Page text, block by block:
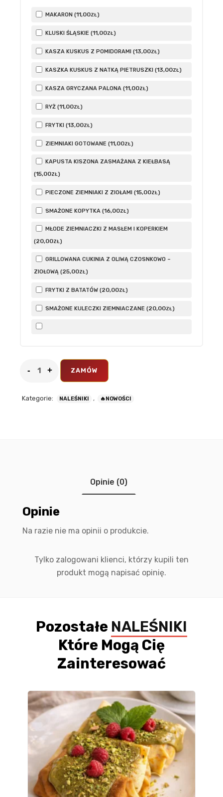
MAKARON (11,00ZŁ)
KLUSKI ŚLĄSKIE (11,00ZŁ)
KASZA KUSKUS Z POMIDORAMI (13,00ZŁ)
KASZKA KUSKUS Z NATKĄ PIETRUSZKI (13,00ZŁ)
KASZA GRYCZANA PALONA (11,00ZŁ)
RYŻ (11,00ZŁ)
FRYTKI (13,00ZŁ)
ZIEMNIAKI GOTOWANE (11,00ZŁ)
KAPUSTA KISZONA ZASMAŻANA Z KIEŁBASĄ
(15,00ZŁ)
PIECZONE ZIEMNIAKI Z ZIOŁAMI (15,00ZŁ)
SMAŻONE KOPYTKA (16,00ZŁ)
MŁODE ZIEMNIACZKI Z MASŁEM I KOPERKIEM
(20,00ZŁ)
GRILLOWANA CUKINIA Z OLIWĄ CZOSNKOWO –
ZIOŁOWĄ (25,00ZŁ)
FRYTKI Z BATATÓW (20,00ZŁ)
SMAŻONE KULECZKI ZIEMNIACZANE (20,00ZŁ)
ZAMÓW
Kategorie: NALEŚNIKI , 🔥NOWOŚCI
Opinie (0)
Opinie
Na razie nie ma opinii o produkcie.
Tylko zalogowani klienci, którzy kupili ten
produkt mogą napisać opinię.
Pozostałe NALEŚNIKI
Które Mogą Cię
Zainteresować